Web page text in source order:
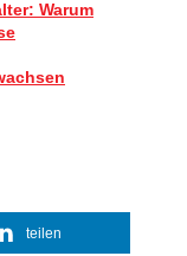
Warum
stylisch:
Sie
teilen